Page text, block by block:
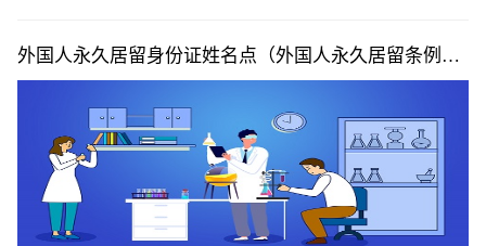
外国人永久居留身份证姓名点（外国人永久居留条例投
票）|当前快讯